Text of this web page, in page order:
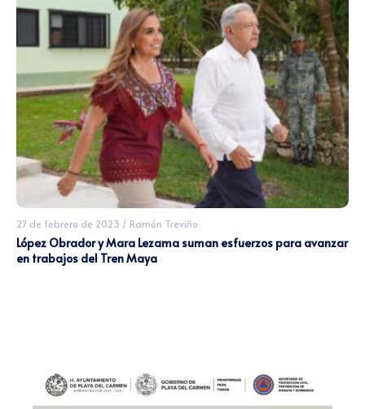
27 de febrero de 2023 / Ramón Treviño
López Obrador y Mara Lezama suman esfuerzos para avanzar
en trabajos del Tren Maya